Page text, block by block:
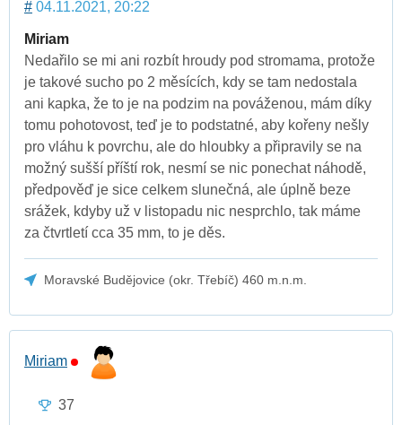
# 04.11.2021, 20:22
Miriam
Nedařilo se mi ani rozbít hroudy pod stromama, protože
je takové sucho po 2 měsících, kdy se tam nedostala
ani kapka, že to je na podzim na pováženou, mám díky
tomu pohotovost, teď je to podstatné, aby kořeny nešly
pro vláhu k povrchu, ale do hloubky a připravily se na
možný sušší příští rok, nesmí se nic ponechat náhodě,
předpověď je sice celkem slunečná, ale úplně beze
srážek, kdyby už v listopadu nic nesprchlo, tak máme
za čtvrtletí cca 35 mm, to je děs.
Moravské Budějovice (okr. Třebíč) 460 m.n.m.
Miriam
37